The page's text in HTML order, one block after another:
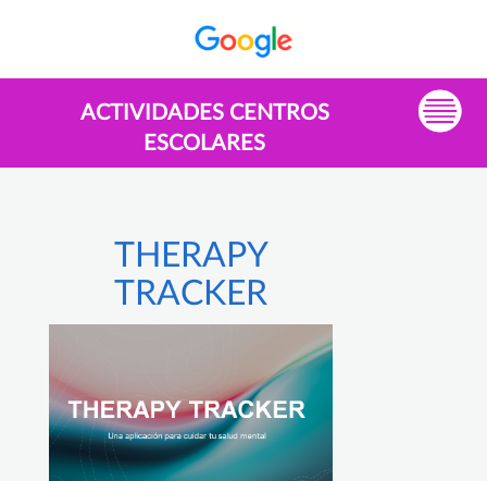
ACTIVIDADES CENTROS
ESCOLARES
THERAPY
TRACKER